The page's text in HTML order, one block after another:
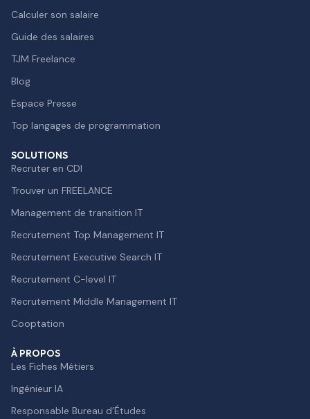
Calculer son salaire
Guide des salaires
TJM Freelance
Blog
Espace Presse
Top langages de programmation
SOLUTIONS
Recruter en CDI
Trouver un FREELANCE
Management de transition IT
Recrutement Top Management IT
Recrutement Executive Search IT
Recrutement C-level IT
Recrutement Middle Management IT
Cooptation
À PROPOS
Les Fiches Métiers
Ingénieur IA
Responsable Bureau d’Études